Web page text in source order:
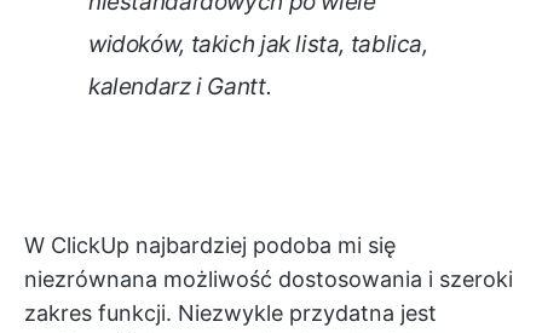
widoków, takich jak lista, tablica,
kalendarz i Gantt.
W ClickUp najbardziej podoba mi się
niezrównana możliwość dostosowania i szeroki
zakres funkcji. Niezwykle przydatna jest